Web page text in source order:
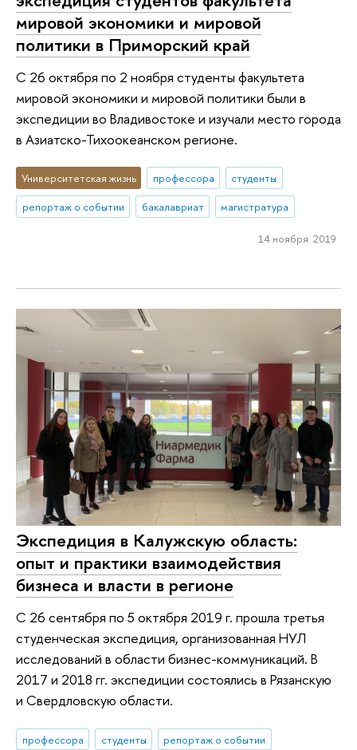
мировой экономики и мировой
политики в Приморский край
С 26 октября по 2 ноября студенты факультета
мировой экономики и мировой политики были в
экспедиции во Владивостоке и изучали место города
в Азиатско-Тихоокеанском регионе.
Университетская жизнь профессора
студенты
репортаж о событии
бакалавриат магистратура
14 ноября 2019
Экспедиция в Калужскую область:
опыт и практики взаимодействия
бизнеса и власти в регионе
С 26 сентября по 5 октября 2019 г. прошла третья
студенческая экспедиция, организованная НУЛ
исследований в области бизнес-коммуникаций. В
2017 и 2018 гг. экспедиции состоялись в Рязанскую
и Свердловскую области.
профессора студенты
репортаж о событии